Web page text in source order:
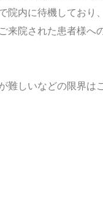
院内に待機しており
来院された患者様へ
難しいなどの限界は